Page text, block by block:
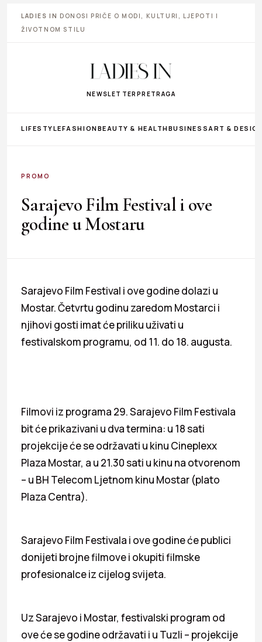
LADIES IN DONOSI PRIČE O MODI, KULTURI, LJEPOTI I
ŽIVOTNOM STILU
NEWSLETTER PRETRAGA
LIFESTYLEFASHIONBEAUTY & HEALTHBUSINESS ART &
PROMO
Sarajevo Film Festival i ove
godine u Mostaru
Sarajevo Film Festival i ove godine dolazi u
Mostar. Četvrtu godinu zaredom Mostarci i
njihovi gosti imat će priliku uživati u
festivalskom programu, od 11. do 18. augusta.
Filmovi iz programa 29. Sarajevo Film Festivala
bit će prikazivani u dva termina: u 18 sati
projekcije će se održavati u kinu Cineplexx
Plaza Mostar, a u 21.30 sati u kinu na otvorenom
– u BH Telecom Ljetnom kinu Mostar (plato
Plaza Centra).
Sarajevo Film Festivala i ove godine će publici
donijeti brojne filmove i okupiti filmske
profesionalce iz cijelog svijeta.
Uz Sarajevo i Mostar, festivalski program od
ove će se godine održavati i u Tuzli – projekcije